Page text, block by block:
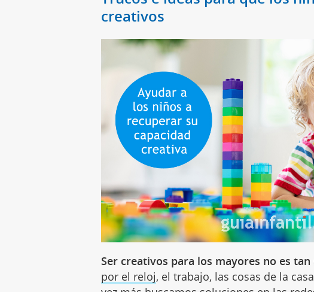
creativos
Ser creativos para los mayores no es tan
por el reloj, el trabajo, las cosas de la